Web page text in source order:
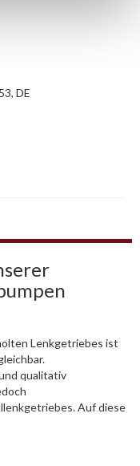
DE
Lenkgetriebes ist
qualitativ
Auf diese